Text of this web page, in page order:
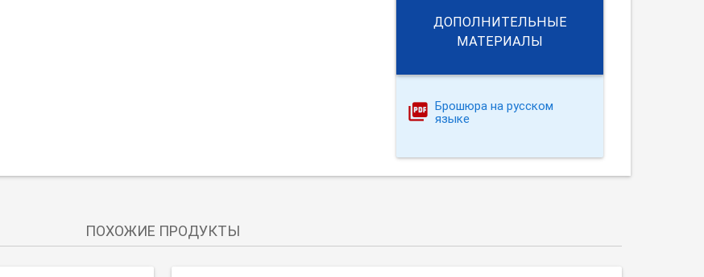
ДОПОЛНИТЕЛЬНЫЕ
МАТЕРИАЛЫ
Брошюра на русском
языке
ПОХОЖИЕ ПРОДУКТЫ